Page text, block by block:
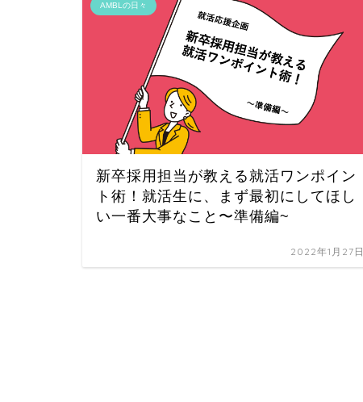
AMBLの日々
新卒採用担当が教える就活ワンポイン
ト術！就活生に、まず最初にしてほし
い一番大事なこと〜準備編~
2022年1月27日